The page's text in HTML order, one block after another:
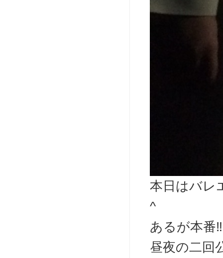
本日はバレ
^
あるが本番‼︎
昼夜の二回